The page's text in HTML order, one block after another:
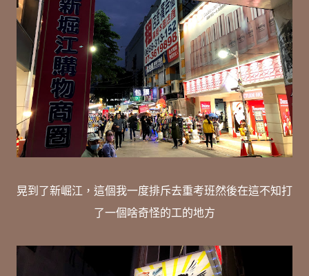
晃到了新崛江，這個我一度排斥去重考班然後在這不知打
了一個啥奇怪的工的地方